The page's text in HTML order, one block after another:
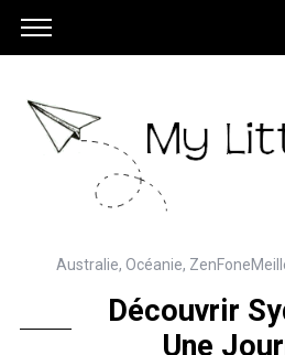
Australie, Océanie,
Découvrir
Une